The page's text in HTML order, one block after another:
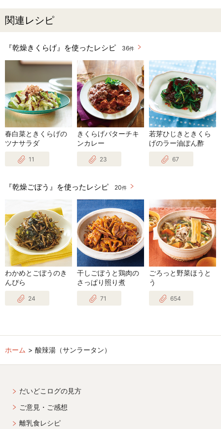
関連レシピ
『乾燥きくらげ』を使ったレシピ 36件
春白菜ときくらげの
ツナサラダ
11
きくらげバターチキ
ンカレー
23
若芽ひじきときくら
げのラー油ぽん酢
67
『乾燥ごぼう』を使ったレシピ 20件
わかめとごぼうのき
んぴら
24
干しごぼうと鶏肉の
さっぱり照り煮
71
ごろっと野菜ほうと
う
654
ホーム 酸辣湯（サンラータン）
だいどこログの見方
ご意見・ご感想
離乳食レシピ